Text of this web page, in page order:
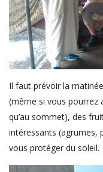
Il faut prévoir la
(même si vous pourrez
qu’au sommet), des
intéressants (agrumes,
vous protéger du soleil.